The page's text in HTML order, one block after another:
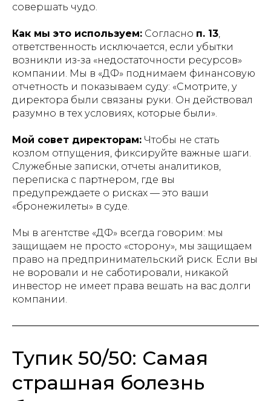
совершать чудо.
Как мы это используем: Согласно п. 13,
ответственность исключается, если убытки
возникли из-за «недостаточности ресурсов»
компании. Мы в «ДФ» поднимаем финансовую
отчетность и показываем суду: «Смотрите, у
директора были связаны руки. Он действовал
разумно в тех условиях, которые были».
Мой совет директорам: Чтобы не стать
козлом отпущения, фиксируйте важные шаги.
Служебные записки, отчеты аналитиков,
переписка с партнером, где вы
предупреждаете о рисках — это ваши
«бронежилеты» в суде.
Мы в агентстве «ДФ» всегда говорим: мы
защищаем не просто «сторону», мы защищаем
право на предпринимательский риск. Если вы
не воровали и не саботировали, никакой
инвестор не имеет права вешать на вас долги
компании.
Тупик 50/50: Самая
страшная болезнь